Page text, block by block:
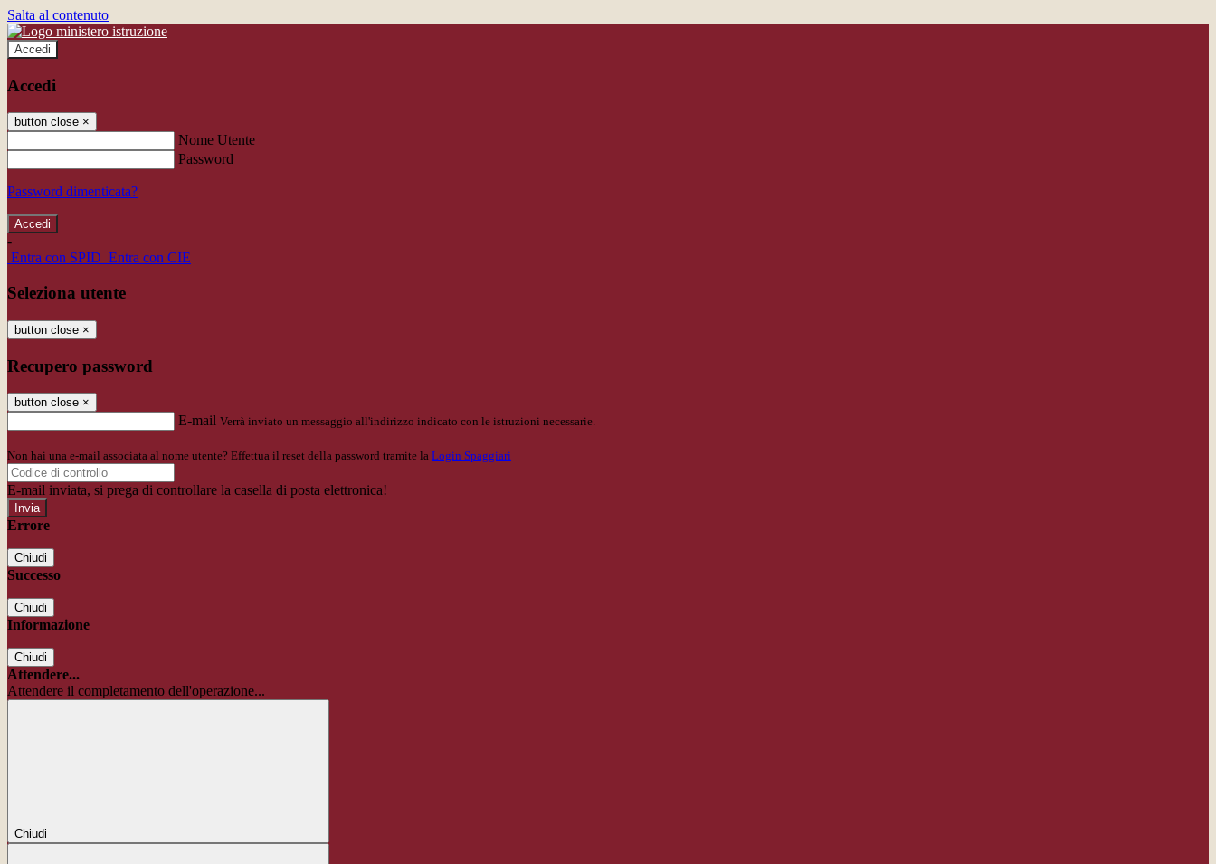
Salta al contenuto
Accedi
Accedi
button close ×
Nome Utente
Password
Password dimenticata?
-
Entra con SPID Entra con CIE
Seleziona utente
button close ×
Recupero password
button close ×
E-mail Verrà inviato un messaggio all'indirizzo indicato con le istruzioni necessarie.
Non hai una e-mail associata al nome utente? Effettua il reset della password tramite la Login Spaggiari
E-mail inviata, si prega di controllare la casella di posta elettronica!
Errore
Chiudi
Successo
Chiudi
Informazione
Chiudi
Attendere...
Attendere il completamento dell'operazione...
Chiudi